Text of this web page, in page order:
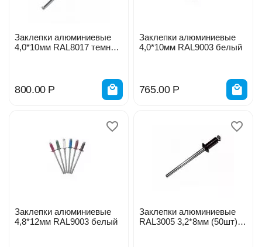
Заклепки алюминиевые
4,0*10мм RAL8017 темно-
800.00 Р
Заклепки алюминиевые
4,0*10мм RAL9003 белый
765.00 Р
Заклепки алюминиевые
4,8*12мм RAL9003 белый
Заклепки алюминиевые
RAL3005 3,2*8мм (50шт)